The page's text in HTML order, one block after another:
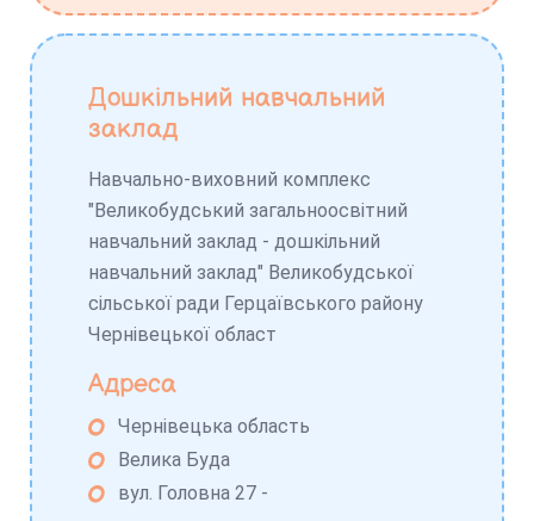
Дошкільний навчальний
заклад
Навчально-виховний комплекс
"Великобудський загальноосвітний
навчальний заклад - дошкільний
навчальний заклад" Великобудської
сільської ради Герцаївського району
Чернівецької област
Адреса
Чернівецька область
Велика Буда
вул. Головна 27 -